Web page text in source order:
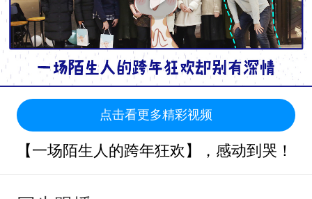
点击看更多精彩视频
【一场陌生人的跨年狂欢】，感动到哭！